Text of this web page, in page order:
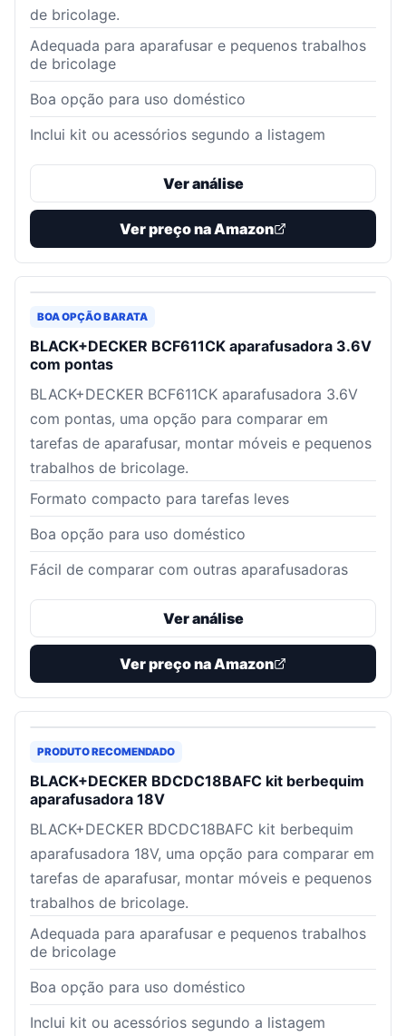
de bricolage.
Adequada para aparafusar e pequenos trabalhos
de bricolage
Boa opção para uso doméstico
Inclui kit ou acessórios segundo a listagem
Ver análise
Ver preço na Amazon
BOA OPÇÃO BARATA
BLACK+DECKER BCF611CK aparafusadora 3.6V
com pontas
BLACK+DECKER BCF611CK aparafusadora 3.6V
com pontas, uma opção para comparar em
tarefas de aparafusar, montar móveis e pequenos
trabalhos de bricolage.
Formato compacto para tarefas leves
Boa opção para uso doméstico
Fácil de comparar com outras aparafusadoras
Ver análise
Ver preço na Amazon
PRODUTO RECOMENDADO
BLACK+DECKER BDCDC18BAFC kit berbequim
aparafusadora 18V
BLACK+DECKER BDCDC18BAFC kit berbequim
aparafusadora 18V, uma opção para comparar em
tarefas de aparafusar, montar móveis e pequenos
trabalhos de bricolage.
Adequada para aparafusar e pequenos trabalhos
de bricolage
Boa opção para uso doméstico
Inclui kit ou acessórios segundo a listagem